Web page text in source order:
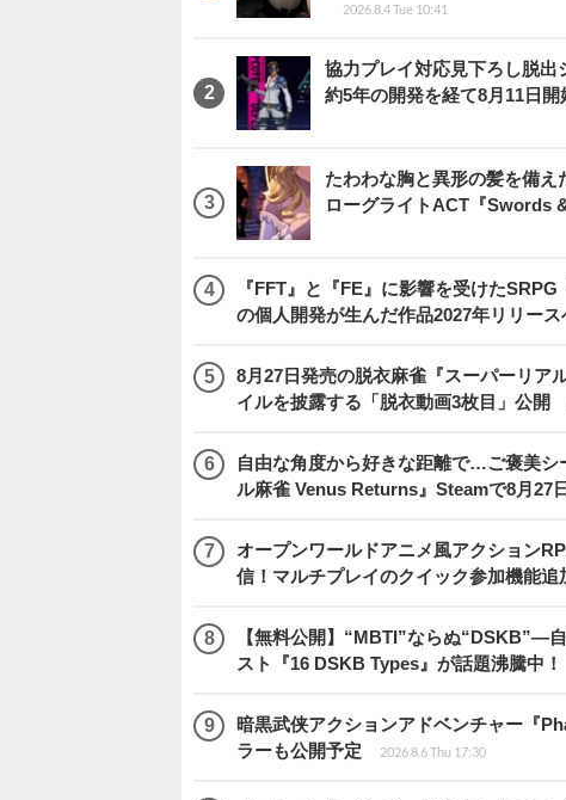
2026.8.4 Tue 10:41
協力プレイ対応見下ろし脱
約5年の開発を経て8月11日
たわわな胸と異形の髪を備え
ローグライトACT『Swords
『FFT』と『FE』に影響を受けた
の個人開発が生んだ作品2027年リリース
8月27日発売の脱衣麻雀『スーパーリア
イルを披露する「脱衣動画3枚目」公開
自由な角度から好きな距離で…ご褒美
ル麻雀 Venus Returns』Steamで8月27
オープンワールドアニメ風アクション
信！マルチプレイのクイック参加機能追
【無料公開】“MBTI”ならぬ“DSKB”―
スト『16 DSKB Types』が話題沸騰中！
暗黒武侠アクションアドベンチャー『
ラーも公開予定
2026.8.6 Thu 17:30